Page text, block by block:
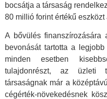
bocsátja a társaság
80 millió forint értékű eszközt
A bővülés finanszírozására
bevonását tartotta a
minden esetben
tulajdonrészt, az üzleti
társaságnak már a
cégérték-növekedésnek